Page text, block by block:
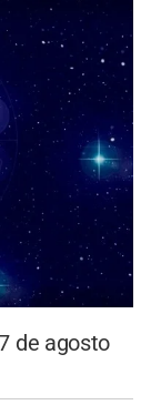
de agosto